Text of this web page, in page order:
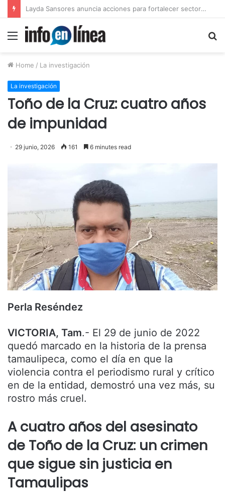
Layda Sansores anuncia acciones para fortalecer sectores en Campeche
Menu
Home / La investigación
La investigación
Toño de la Cruz: cuatro años
de impunidad
29 junio, 2026 161 6 minutes read
Perla Reséndez
VICTORIA, Tam.- El 29 de junio de 2022
quedó marcado en la historia de la prensa
tamaulipeca, como el día en que la
violencia contra el periodismo rural y crítico
en de la entidad, demostró una vez más, su
rostro más cruel.
A cuatro años del asesinato
de Toño de la Cruz: un crimen
que sigue sin justicia en
Tamaulipas